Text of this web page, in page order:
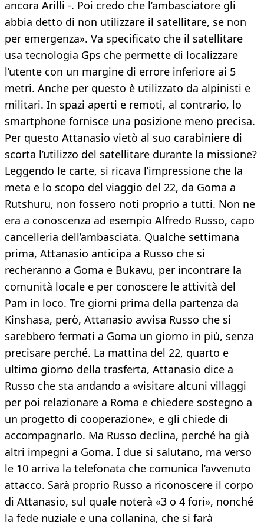
ancora Arilli -. Poi credo che l’ambasciatore gli
abbia detto di non utilizzare il satellitare, se non
per emergenza». Va specificato che il satellitare
usa tecnologia Gps che permette di localizzare
l’utente con un margine di errore inferiore ai 5
metri. Anche per questo è utilizzato da alpinisti e
militari. In spazi aperti e remoti, al contrario, lo
smartphone fornisce una posizione meno precisa.
Per questo Attanasio vietò al suo carabiniere di
scorta l’utilizzo del satellitare durante la missione?
Leggendo le carte, si ricava l’impressione che la
meta e lo scopo del viaggio del 22, da Goma a
Rutshuru, non fossero noti proprio a tutti. Non ne
era a conoscenza ad esempio Alfredo Russo, capo
cancelleria dell’ambasciata. Qualche settimana
prima, Attanasio anticipa a Russo che si
recheranno a Goma e Bukavu, per incontrare la
comunità locale e per conoscere le attività del
Pam in loco. Tre giorni prima della partenza da
Kinshasa, però, Attanasio avvisa Russo che si
sarebbero fermati a Goma un giorno in più, senza
precisare perché. La mattina del 22, quarto e
ultimo giorno della trasferta, Attanasio dice a
Russo che sta andando a «visitare alcuni villaggi
per poi relazionare a Roma e chiedere sostegno a
un progetto di cooperazione», e gli chiede di
accompagnarlo. Ma Russo declina, perché ha già
altri impegni a Goma. I due si salutano, ma verso
le 10 arriva la telefonata che comunica l’avvenuto
attacco. Sarà proprio Russo a riconoscere il corpo
di Attanasio, sul quale noterà «3 o 4 fori», nonché
la fede nuziale e una collanina, che si farà